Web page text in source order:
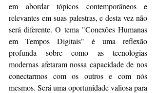
em abordar tópicos contemporâneos e
relevantes em suas palestras, e desta vez não
será diferente. O tema "Conexões Humanas
em Tempos Digitais" é uma reflexão
profunda sobre como as tecnologias
modernas afetaram nossa capacidade de nos
conectarmos com os outros e com nós
mesmos. Será uma oportunidade valiosa para